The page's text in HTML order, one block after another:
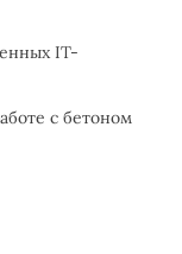
IT-
с бетоном